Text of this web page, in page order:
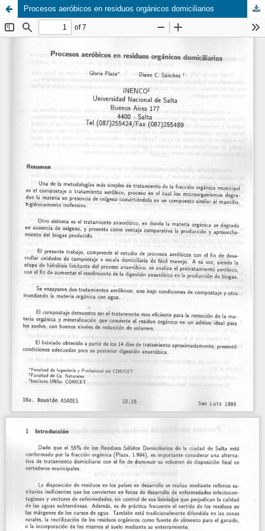
Procesos aeróbicos en residuos orgánicos domiciliarios